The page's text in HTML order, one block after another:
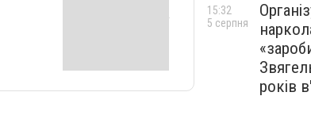
років
15:32
5 серпня